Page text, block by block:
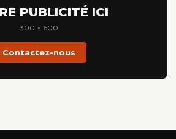
PUBLICITÉ ICI
300 × 600
Contactez-nous